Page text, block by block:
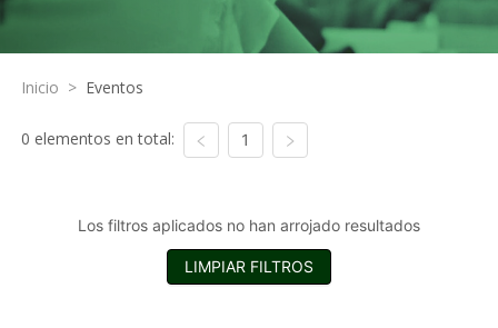
Inicio > Eventos
0 elementos en total: 1
Los filtros aplicados no han arrojado resultados
LIMPIAR FILTROS